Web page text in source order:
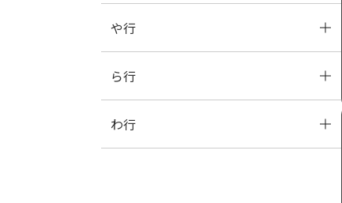
ま
や行
や
ら行
ら
わ行